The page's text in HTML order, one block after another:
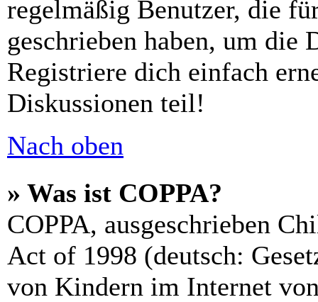
regelmäßig Benutzer, die
geschrieben haben, um die
Registriere dich einfach
Diskussionen teil!
Nach oben
» Was ist COPPA?
COPPA, ausgeschrieben
Act of 1998 (deutsch:
von Kindern im Internet